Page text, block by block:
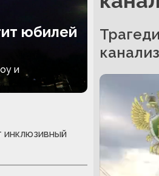
юбилей
и
инклюзивный